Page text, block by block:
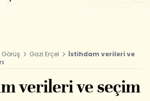
Görüş Gazi Erçel
İstihdam verileri ve
verileri ve seçim